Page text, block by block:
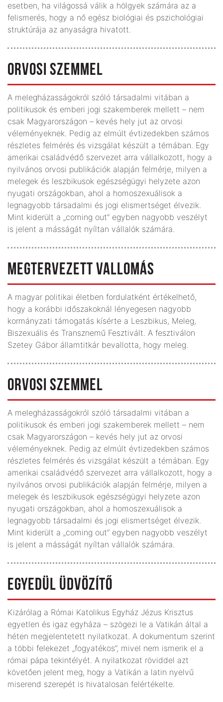
esetben, ha világossá válik a hölgyek számára az a
felismerés, hogy a nő egész biológiai és pszichológiai
struktúrája az anyaságra hivatott.
ORVOSI SZEMMEL
A melegházasságokról szóló társadalmi vitában a
politikusok és emberi jogi szakemberek mellett – nem
csak Magyarországon – kevés hely jut az orvosi
véleményeknek. Pedig az elmúlt évtizedekben számos
részletes felmérés és vizsgálat készült a témában. Egy
amerikai családvédő szervezet arra vállalkozott, hogy a
nyilvános orvosi publikációk alapján felmérje, milyen a
melegek és leszbikusok egészségügyi helyzete azon
nyugati országokban, ahol a homoszexuálisok a
legnagyobb társadalmi és jogi elismertséget élvezik.
Mint kiderült a „coming out” egyben nagyobb veszélyt
is jelent a másságát nyíltan vállalók számára.
MEGTERVEZETT VALLOMÁS
A magyar politikai életben fordulatként értékelhető,
hogy a korábbi időszakoknál lényegesen nagyobb
kormányzati támogatás kísérte a Leszbikus, Meleg,
Biszexuális és Transznemű Fesztivált. A fesztiválon
Szetey Gábor államtitkár bevallotta, hogy meleg.
ORVOSI SZEMMEL
A melegházasságokról szóló társadalmi vitában a
politikusok és emberi jogi szakemberek mellett – nem
csak Magyarországon – kevés hely jut az orvosi
véleményeknek. Pedig az elmúlt évtizedekben számos
részletes felmérés és vizsgálat készült a témában. Egy
amerikai családvédő szervezet arra vállalkozott, hogy a
nyilvános orvosi publikációk alapján felmérje, milyen a
melegek és leszbikusok egészségügyi helyzete azon
nyugati országokban, ahol a homoszexuálisok a
legnagyobb társadalmi és jogi elismertséget élvezik.
Mint kiderült a „coming out” egyben nagyobb veszélyt
is jelent a másságát nyíltan vállalók számára.
EGYEDÜL ÜDVÖZÍTŐ
Kizárólag a Római Katolikus Egyház Jézus Krisztus
egyetlen és igaz egyháza – szögezi le a Vatikán által a
héten megjelentetett nyilatkozat. A dokumentum szerint
a többi felekezet „fogyatékos”, mivel nem ismerik el a
római pápa tekintélyét. A nyilatkozat röviddel azt
követően jelent meg, hogy a Vatikán a latin nyelvű
miserend szerepét is hivatalosan felértékelte.